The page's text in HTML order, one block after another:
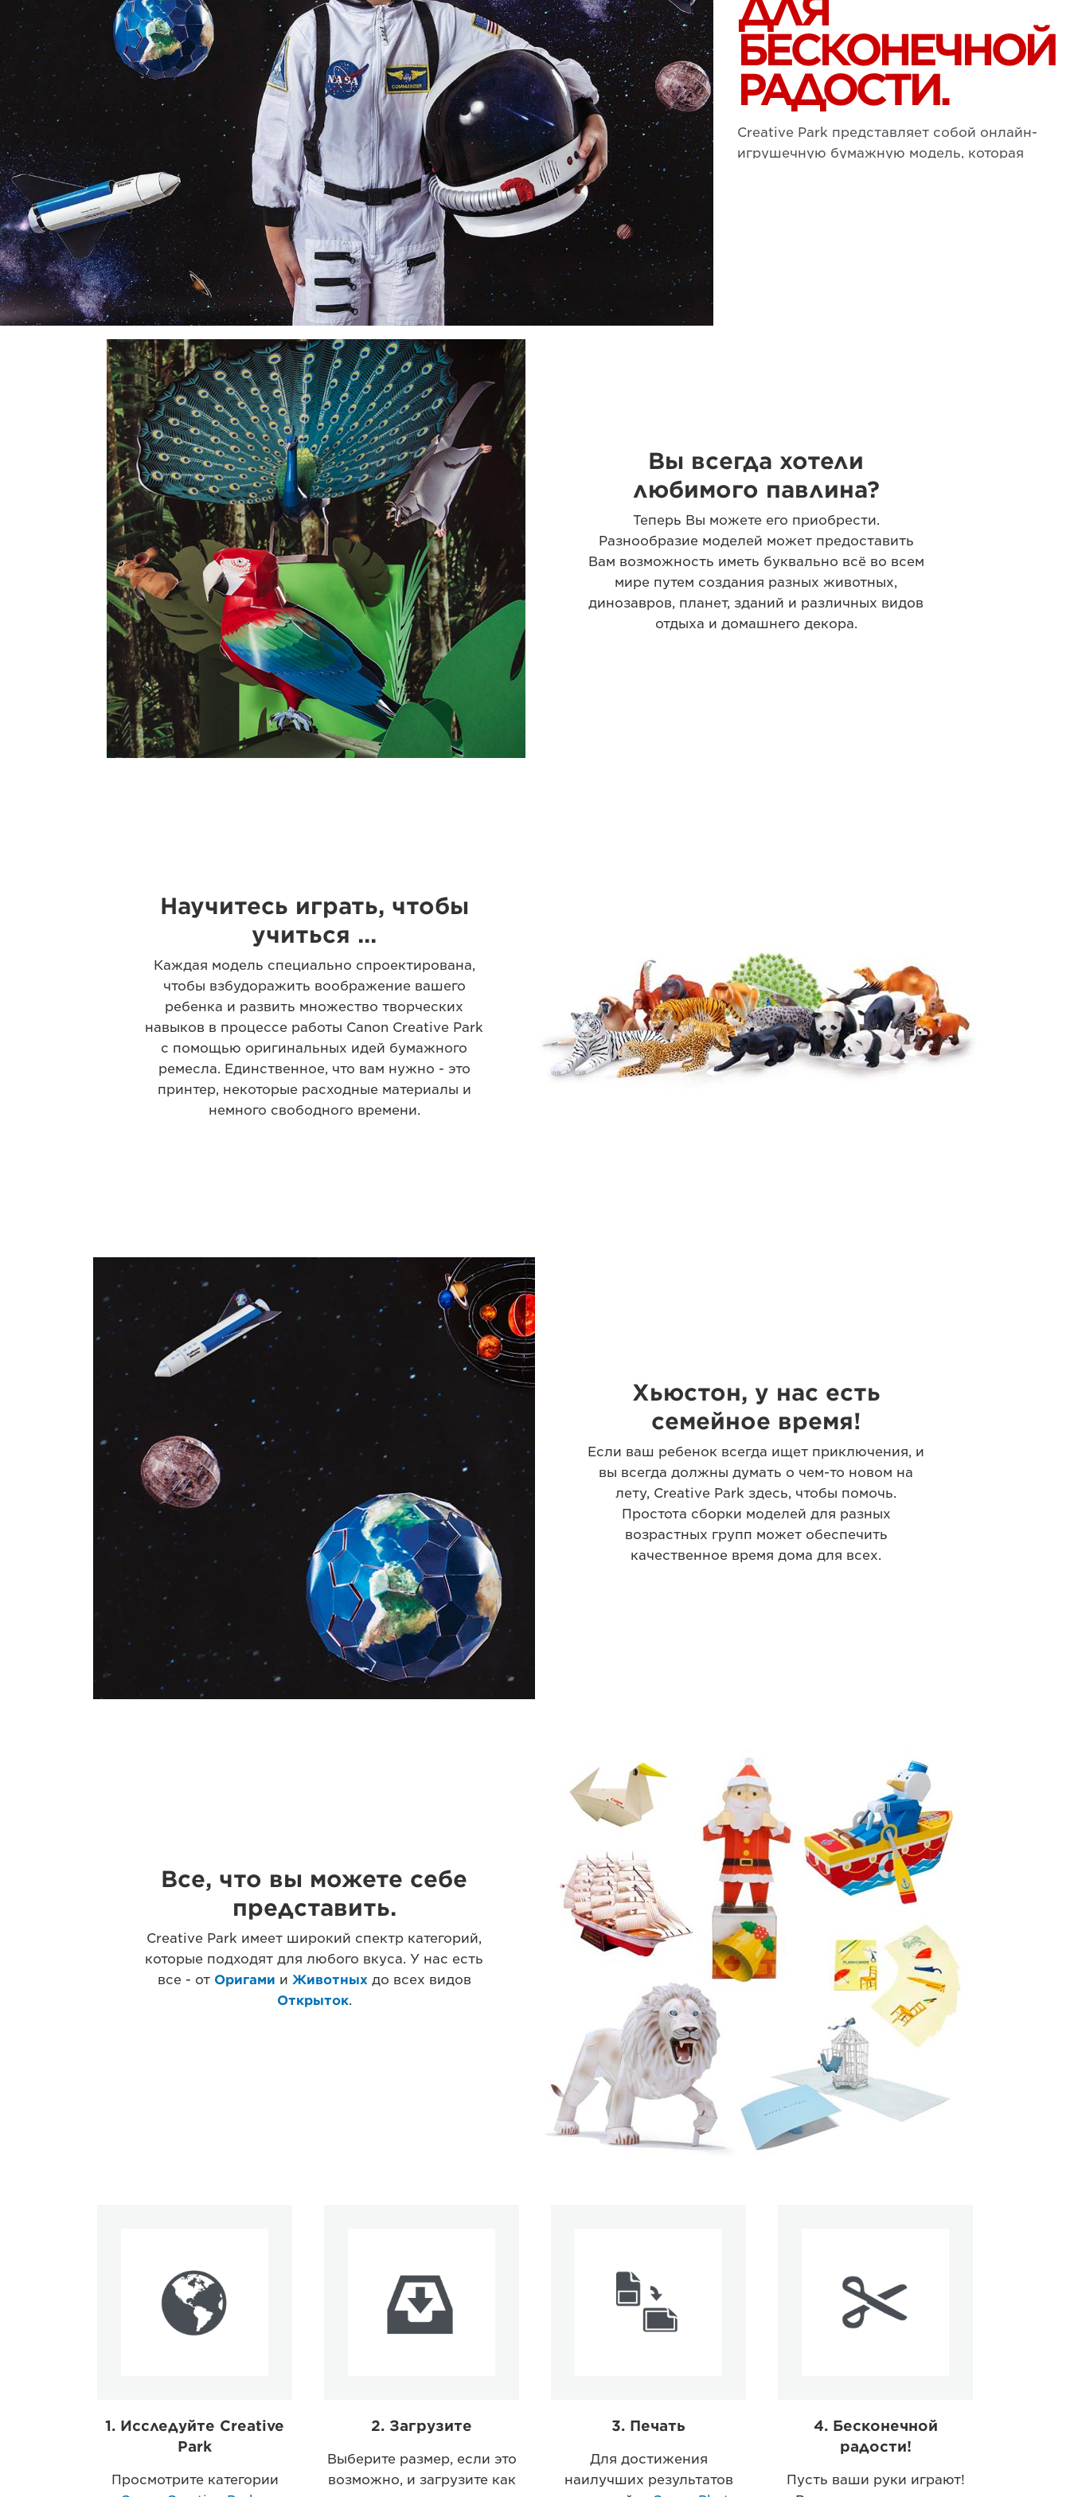
БЕСКОНЕЧНОЙ
РАДОСТИ.
Creative Park представляет собой онлайн-
игрушечную бумажную модель, которая
Вы всегда хотели
любимого павлина?
Теперь Вы можете его приобрести.
Разнообразие моделей может предоставить
Вам возможность иметь буквально всё во всем
мире путем создания разных животных,
динозавров, планет, зданий и различных видов
отдыха и домашнего декора.
Научитесь играть, чтобы
учиться ...
Каждая модель специально спроектирована,
чтобы взбудоражить воображение вашего
ребенка и развить множество творческих
навыков в процессе работы Canon Creative Park
с помощью оригинальных идей бумажного
ремесла. Единственное, что вам нужно - это
принтер, некоторые расходные материалы и
немного свободного времени.
Хьюстон, у нас есть
семейное время!
Если ваш ребенок всегда ищет приключения, и
вы всегда должны думать о чем-то новом на
лету, Creative Park здесь, чтобы помочь.
Простота сборки моделей для разных
возрастных групп может обеспечить
качественное время дома для всех.
Все, что вы можете себе
представить.
Creative Park имеет широкий спектр категорий,
которые подходят для любого вкуса. У нас есть
все - от Оригами и Животных до всех видов
Открыток.
1. Исследуйте Creative
Park
Просмотрите категории
2. Загрузите
Выберите размер, если это
возможно, и загрузите как
3. Печать
Для достижения
наилучших результатов
4. Бесконечной
радости!
Пусть ваши руки играют!